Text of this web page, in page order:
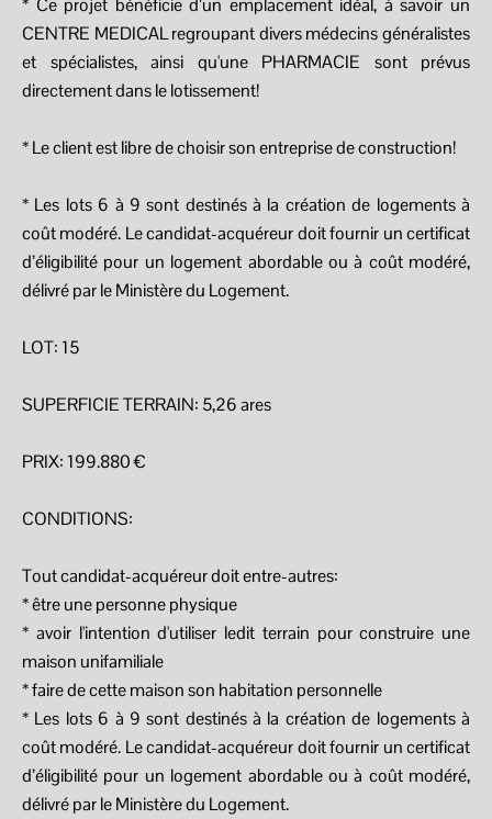
* Ce projet bénéficie d’un emplacement idéal, à savoir un
CENTRE MEDICAL regroupant divers médecins généralistes
et spécialistes, ainsi qu'une PHARMACIE sont prévus
directement dans le lotissement!
* Le client est libre de choisir son entreprise de construction!
* Les lots 6 à 9 sont destinés à la création de logements à
coût modéré. Le candidat-acquéreur doit fournir un certificat
d’éligibilité pour un logement abordable ou à coût modéré,
délivré par le Ministère du Logement.
LOT: 15
SUPERFICIE TERRAIN: 5,26 ares
PRIX: 199.880 €
CONDITIONS:
Tout candidat-acquéreur doit entre-autres:
* être une personne physique
* avoir l'intention d'utiliser ledit terrain pour construire une
maison unifamiliale
* faire de cette maison son habitation personnelle
* Les lots 6 à 9 sont destinés à la création de logements à
coût modéré. Le candidat-acquéreur doit fournir un certificat
d’éligibilité pour un logement abordable ou à coût modéré,
délivré par le Ministère du Logement.